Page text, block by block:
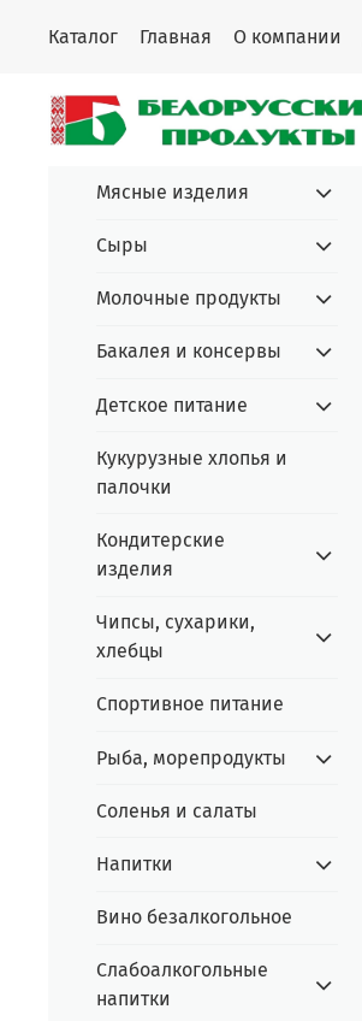
Каталог Главная О компании
Мясные изделия
Сыры
Молочные продукты
Бакалея и консервы
Детское питание
Кукурузные хлопья и
палочки
Кондитерские
изделия
Чипсы, сухарики,
хлебцы
Спортивное питание
Рыба, морепродукты
Соленья и салаты
Напитки
Вино безалкогольное
Слабоалкогольные
напитки